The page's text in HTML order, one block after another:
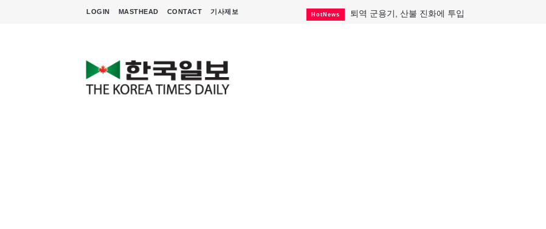
LOGIN MASTHEAD CONTACT 기사제보 HotNews 퇴역 군용기, 산불 진화에 투입